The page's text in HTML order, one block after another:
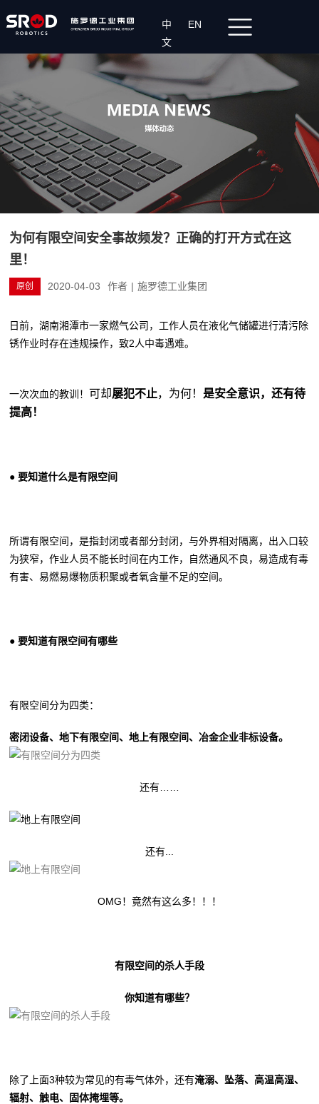
中
文
EN
为何有限空间安全事故频发？正确的打开方式在这
里！
原创 2020-04-03 作者 | 施罗德工业集团
日前，湖南湘潭市一家燃气公司，工作人员在液化气储罐进行清污除
锈作业时存在违规操作，致2人中毒遇难。
一次次血的教训！ 可却屡犯不止， 为何！ 是安全意识，还有待
提高！
● 要知道什么是有限空间
所谓有限空间，是指封闭或者部分封闭，与外界相对隔离，出入口较
为狭窄，作业人员不能长时间在内工作，自然通风不良，易造成有毒
有害、易燃易爆物质积聚或者氧含量不足的空间。
● 要知道有限空间有哪些
有限空间分为四类：
密闭设备、地下有限空间、地上有限空间、冶金企业非标设备。
还有……
还有...
OMG！竟然有这么多！！！
有限空间的杀人手段
你知道有哪些？
除了上面3种较为常见的有毒气体外，还有淹溺、坠落、高温高湿、
辐射、触电、固体掩埋等。